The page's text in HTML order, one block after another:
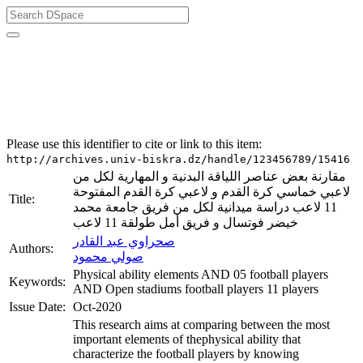
Please use this identifier to cite or link to this item:
http://archives.univ-biskra.dz/handle/123456789/15416
Title:
مقارنة بعض عناصر اللياقة البدنية و المهارية لكل من
لاعبي خماسي كرة القدم و لاعبي كرة القدم المفتوحة
11 لاعب دراسة ميدانية لكل من فريق جامعة محمد
خيضر فوتسال و فريق أمل طولقة 11 لاعب
Authors:
صحراوي عبد القادر
صولي محمود
Keywords:
Physical ability elements AND 05 football players
AND Open stadiums football players 11 players
Issue Date: Oct-2020
This research aims at comparing between the most
important elements of thephysical ability that
characterize the football players by knowing